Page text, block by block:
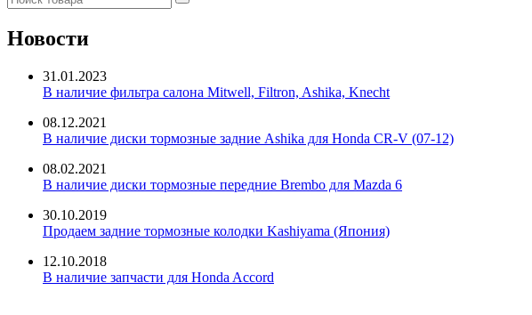
Новости
31.01.2023
В наличие фильтра салона Mitwell, Filtron, Ashika, Knecht
08.12.2021
В наличие диски тормозные задние Ashika для Honda CR-V (07-12)
08.02.2021
В наличие диски тормозные передние Brembo для Mazda 6
30.10.2019
Продаем задние тормозные колодки Kashiyama (Япония)
12.10.2018
В наличие запчасти для Honda Accord